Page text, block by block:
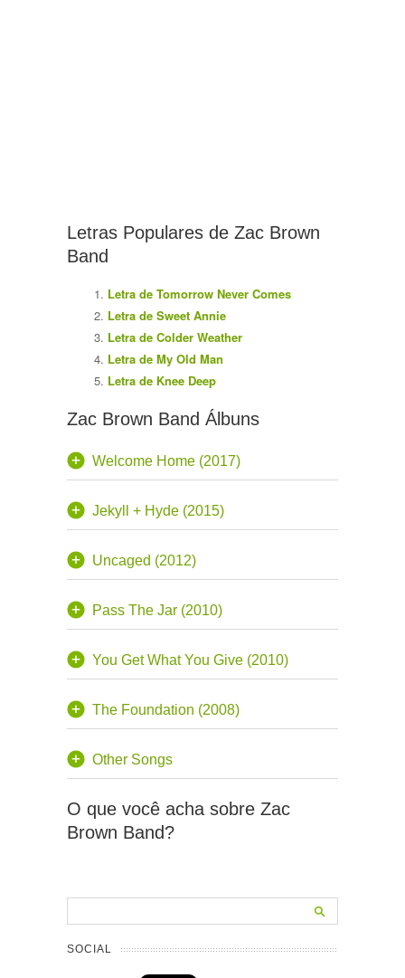
Letras Populares de Zac Brown
Band
Letra de Tomorrow Never Comes
Letra de Sweet Annie
Letra de Colder Weather
Letra de My Old Man
Letra de Knee Deep
Zac Brown Band Álbuns
Welcome Home (2017)
Jekyll + Hyde (2015)
Uncaged (2012)
Pass The Jar (2010)
You Get What You Give (2010)
The Foundation (2008)
Other Songs
O que você acha sobre Zac
Brown Band?
SOCIAL